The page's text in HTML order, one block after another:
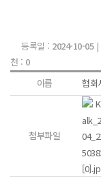
등록일 : 2024-10-05|
천 : 0
이름
협회
첨부파일